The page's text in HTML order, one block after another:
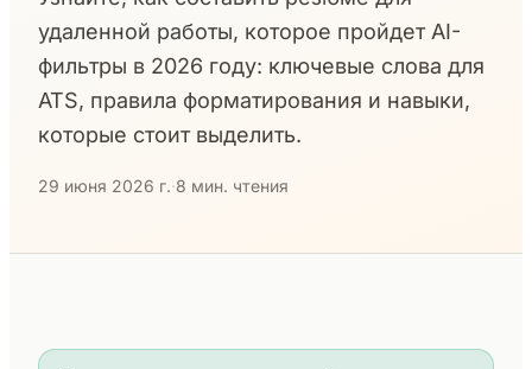
удаленной работы, которое пройдет AI-
фильтры в 2026 году: ключевые слова для
ATS, правила форматирования и навыки,
которые стоит выделить.
29 июня 2026 г.·8 мин. чтения